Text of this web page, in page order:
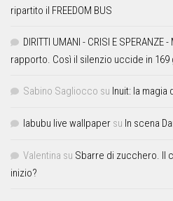
ripartito il FREEDOM BUS
DIRITTI UMANI - CRISI E SPERANZE
rapporto. Così il silenzio uccide in
Sabino Sagliocco su Inuit: la magia
labubu live wallpaper su In scena
Valentina su Sbarre di zucchero. Il
inizio?